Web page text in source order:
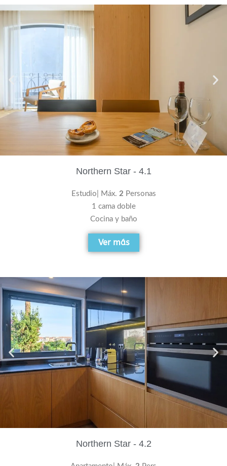
Northern Star - 4.1
Estudio| Máx. 2 Personas
1 cama doble
Cocina y baño
Ver más
Northern Star - 4.2